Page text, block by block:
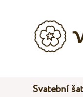
Svatební